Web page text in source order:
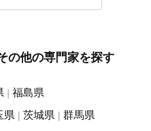
の他の専門家を探す
福島県
県 茨城県
群馬県